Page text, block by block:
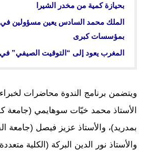
بحيازة كمية من مخدر الشيرا
الملك محمد السادس يعين مسؤولين
بمؤسسات كبرى
المغرب يعود إلى “التوقيت الصيفي” في
ويتضمن برنامج الندوة محاضرات
الأستاذ محمد خيّات سوهايمي (جامعة
بمدريد)، والأستاذ عزيز فيصل (جامعة
والأستاذ نور الدين البركة (الكلية